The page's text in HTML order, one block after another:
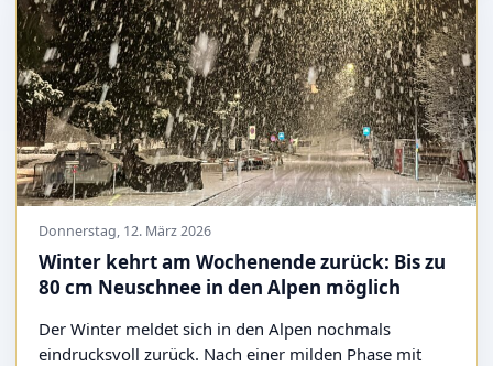
Donnerstag, 12. März 2026
Winter kehrt am Wochenende zurück: Bis zu
80 cm Neuschnee in den Alpen möglich
Der Winter meldet sich in den Alpen nochmals
eindrucksvoll zurück. Nach einer milden Phase mit